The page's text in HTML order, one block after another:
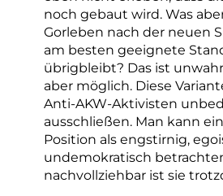
noch gebaut wird. Was
Gorleben nach der neuen
am besten geeignete
übrigbleibt? Das ist
aber möglich. Diese
Anti-AKW-Aktivisten
ausschließen. Man kann
Position als engstirnig,
undemokratisch
nachvollziehbar ist sie